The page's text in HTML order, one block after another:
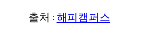
출처 : 해피캠퍼스